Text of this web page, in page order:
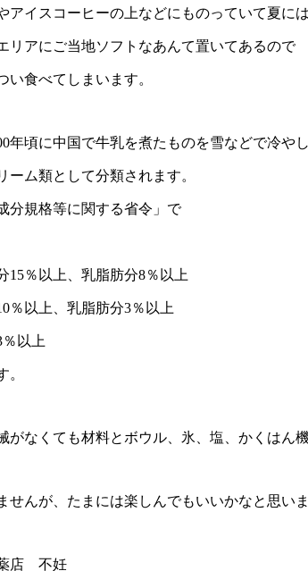
アイスコーヒーの上などにものっていて夏に
リアにご当地ソフトなあんて置いてあるので
食べてしまいます。
年頃に中国で牛乳を煮たものを雪などで冷や
ーム類として分類されます。
分規格等に関する省令」で
15％以上、乳脂肪分8％以上
％以上、乳脂肪分3％以上
以上
。
がなくても材料とボウル、氷、塩、かくはん
せんが、たまには楽しんでもいいかなと思いま
店 不妊